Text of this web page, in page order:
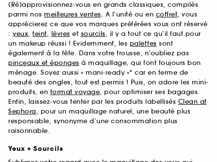
(Ré)approvisionnez-vous en grands classiques, compilés
parmi nos meilleures ventes. A l’unité ou en coffret, vous
apprécierez ce que vos marques préférées vous ont réservé
: yeux, teint, lèvres et sourcils, il y a tout ce qu’il faut pour
un makeup réussi ! Evidemment, les palettes sont
également à la fête. Dans votre trousse, n’oubliez pas
pinceaux et éponges à maquillage, qui font toujours bon
ménage. Soyez aussi « mani-ready »* car en terme de
beauté des ongles, tout est permis ! Puis, on adore les mini-
produits, en format voyage, pour optimiser ses bagages.
Enfin, laissez-vous tenter par les produits labellisés Clean at
Sephora, pour un maquillage naturel, une beauté plus
responsable, synonyme d’une consommation plus
raisonnable.
Yeux + Sourcils